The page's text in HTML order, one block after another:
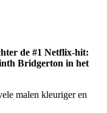
de #1 Netflix-hit:
Bridgerton in het
malen kleuriger en